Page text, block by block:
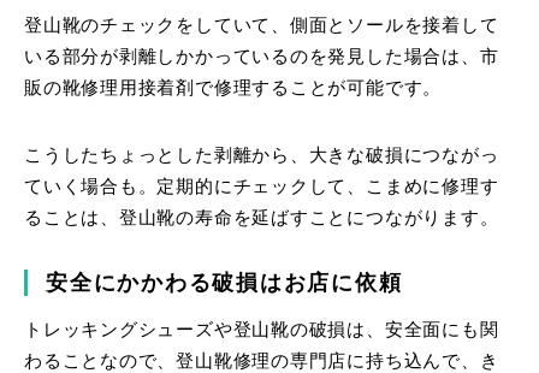
登山靴のチェックをしていて、側面とソールを接着して
いる部分が剥離しかかっているのを発見した場合は、市
販の靴修理用接着剤で修理することが可能です。
こうしたちょっとした剥離から、大きな破損につながっ
ていく場合も。定期的にチェックして、こまめに修理す
ることは、登山靴の寿命を延ばすことにつながります。
安全にかかわる破損はお店に依頼
トレッキングシューズや登山靴の破損は、安全面にも関
わることなので、登山靴修理の専門店に持ち込んで、き